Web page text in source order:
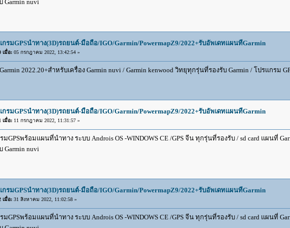
Garmin nuvi
กรมGPSนำทาง(3D)รถยนต์-มือถือ/IGO/Garmin/PowermapZ9/2022+รับอัพเดทแผนทีGarmin
เมื่อ:05 กรกฎาคม 2022, 13:42:54 »
2022.20+สำหรับเครื่อง Garmin nuvi / Garmin kenwood วิทยุทุกรุ่นที่รองรับ Garmin / โปรแกรม
กรมGPSนำทาง(3D)รถยนต์-มือถือ/IGO/Garmin/PowermapZ9/2022+รับอัพเดทแผนทีGarmin
เมื่อ:11 กรกฎาคม 2022, 11:31:57 »
มGPSพร้อมแผนที่นำทาง ระบบ Androis OS -WINDOWS CE /GPS จีน ทุกรุ่นที่รองรับ / sd card แผนที่
Garmin nuvi
กรมGPSนำทาง(3D)รถยนต์-มือถือ/IGO/Garmin/PowermapZ9/2022+รับอัพเดทแผนทีGarmin
เมื่อ:31 สิงหาคม 2022, 11:02:58 »
มGPSพร้อมแผนที่นำทาง ระบบ Androis OS -WINDOWS CE /GPS จีน ทุกรุ่นที่รองรับ / sd card แผนที่